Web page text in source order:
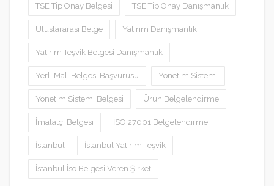
TSE Tip Onay Belgesi TSE Tip Onay Danışmanlık
Uluslararası Belge Yatırım Danışmanlık
Yatırım Teşvik Belgesi Danışmanlık
Yerli Malı Belgesi Başvurusu Yönetim Sistemi
Yönetim Sistemi Belgesi Ürün Belgelendirme
İmalatçı Belgesi İSO 27001 Belgelendirme
İstanbul İstanbul Yatırım Teşvik
İstanbul İso Belgesi Veren Şirket